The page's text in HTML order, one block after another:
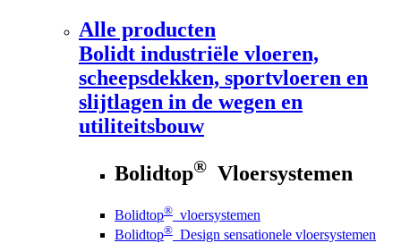
Alle producten
Bolidt industriële vloeren,
scheepsdekken, sportvloeren en
slijtlagen in de wegen en
utiliteitsbouw
Bolidtop® Vloersystemen
Bolidtop® vloersystemen
Bolidtop® Design sensationele vloersystemen